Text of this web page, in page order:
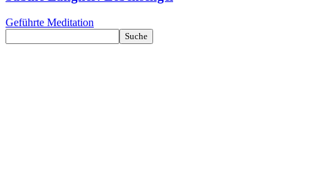
Geführte Meditation